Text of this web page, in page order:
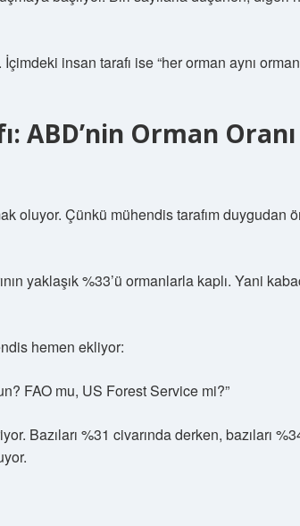
insan tarafı ise “her orman aynı
ABD’nin Orman
oluyor. Çünkü mühendis tarafım duygudan
yaklaşık %33’ü ormanlarla kaplı. Yani
hemen ekliyor:
FAO mu, US Forest Service mi?”
Bazıları %31 civarında derken, bazıları